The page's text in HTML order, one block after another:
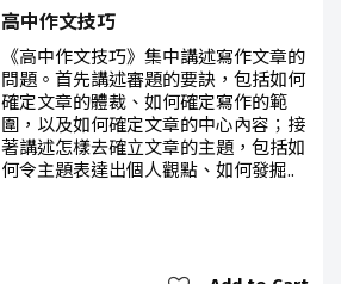
高中作文技巧
《高中作文技巧》集中講述寫作文章的
問題。首先講述審題的要訣，包括如何
確定文章的體裁、如何確定寫作的範
圍，以及如何確定文章的中心內容；接
著講述怎樣去確立文章的主題，包括如
何令主題表達出個人觀點、如何發掘..